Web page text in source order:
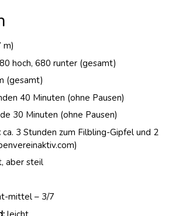
m)
hoch, 680 runter (gesamt)
(gesamt)
40 Minuten (ohne Pausen)
30 Minuten (ohne Pausen)
ca. 3 Stunden zum Filbling-Gipfel und 2
aber steil
mittel – 3/7